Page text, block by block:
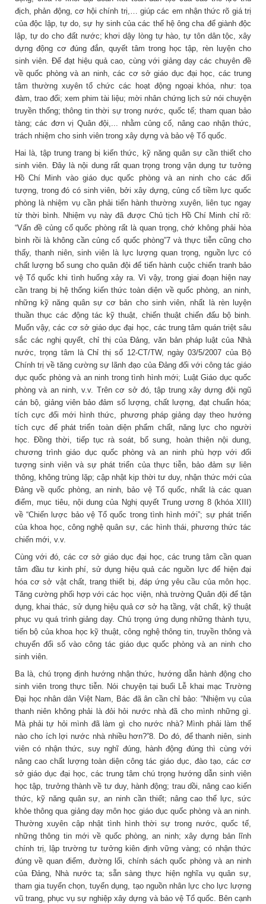
địch, phản động, cơ hội chính trị,… giúp các em nhận thức rõ giá trị
của độc lập, tự do, sự hy sinh của các thế hệ ông cha để giành độc
lập, tự do cho đất nước; khơi dậy lòng tự hào, tự tôn dân tộc, xây
dựng động cơ đúng đắn, quyết tâm trong học tập, rèn luyện cho
sinh viên. Để đạt hiệu quả cao, cùng với giảng dạy các chuyên đề
về quốc phòng và an ninh, các cơ sở giáo dục đại học, các trung
tâm thường xuyên tổ chức các hoạt động ngoại khóa, như: tọa
đàm, trao đổi; xem phim tài liệu; mời nhân chứng lịch sử nói chuyện
truyền thống; thông tin thời sự trong nước, quốc tế; tham quan bảo
tàng; các đơn vị Quân đội,... nhằm củng cố, nâng cao nhận thức,
trách nhiệm cho sinh viên trong xây dựng và bảo vệ Tổ quốc.
Hai là, tập trung trang bị kiến thức, kỹ năng quân sự cần thiết cho
sinh viên. Đây là nội dung rất quan trọng trong vận dụng tư tưởng
Hồ Chí Minh vào giáo dục quốc phòng và an ninh cho các đối
tượng, trong đó có sinh viên, bởi xây dựng, củng cố tiềm lực quốc
phòng là nhiệm vụ cần phải tiến hành thường xuyên, liên tục ngay
từ thời bình. Nhiệm vụ này đã được Chủ tịch Hồ Chí Minh chỉ rõ:
“Vấn đề củng cố quốc phòng rất là quan trọng, chớ không phải hòa
bình rồi là không cần củng cố quốc phòng”7 và thực tiễn cũng cho
thấy, thanh niên, sinh viên là lực lượng quan trọng, nguồn lực có
chất lượng bổ sung cho quân đội để tiến hành cuộc chiến tranh bảo
vệ Tổ quốc khi tình huống xảy ra. Vì vậy, trong giai đoạn hiện nay
cần trang bị hệ thống kiến thức toàn diện về quốc phòng, an ninh,
những kỹ năng quân sự cơ bản cho sinh viên, nhất là rèn luyện
thuần thục các động tác kỹ thuật, chiến thuật chiến đấu bộ binh.
Muốn vậy, các cơ sở giáo dục đại học, các trung tâm quán triệt sâu
sắc các nghị quyết, chỉ thị của Đảng, văn bản pháp luật của Nhà
nước, trọng tâm là Chỉ thị số 12-CT/TW, ngày 03/5/2007 của Bộ
Chính trị về tăng cường sự lãnh đạo của Đảng đối với công tác giáo
dục quốc phòng và an ninh trong tình hình mới; Luật Giáo dục quốc
phòng và an ninh, v.v. Trên cơ sở đó, tập trung xây dựng đội ngũ
cán bộ, giảng viên bảo đảm số lượng, chất lượng, đạt chuẩn hóa;
tích cực đổi mới hình thức, phương pháp giảng dạy theo hướng
tích cực để phát triển toàn diện phẩm chất, năng lực cho người
học. Đồng thời, tiếp tục rà soát, bổ sung, hoàn thiện nội dung,
chương trình giáo dục quốc phòng và an ninh phù hợp với đối
tượng sinh viên và sự phát triển của thực tiễn, bảo đảm sự liên
thông, không trùng lặp; cập nhật kịp thời tư duy, nhận thức mới của
Đảng về quốc phòng, an ninh, bảo vệ Tổ quốc, nhất là các quan
điểm, mục tiêu, nội dung của Nghị quyết Trung ương 8 (khóa XIII)
về “Chiến lược bảo vệ Tổ quốc trong tình hình mới”; sự phát triển
của khoa học, công nghệ quân sự, các hình thái, phương thức tác
chiến mới, v.v.
Cùng với đó, các cơ sở giáo dục đại học, các trung tâm cần quan
tâm đầu tư kinh phí, sử dụng hiệu quả các nguồn lực để hiện đại
hóa cơ sở vật chất, trang thiết bị, đáp ứng yêu cầu của môn học.
Tăng cường phối hợp với các học viện, nhà trường Quân đội để tận
dụng, khai thác, sử dụng hiệu quả cơ sở hạ tầng, vật chất, kỹ thuật
phục vụ quá trình giảng dạy. Chú trọng ứng dụng những thành tựu,
tiến bộ của khoa học kỹ thuật, công nghệ thông tin, truyền thông và
chuyển đổi số vào công tác giáo dục quốc phòng và an ninh cho
sinh viên.
Ba là, chú trọng định hướng nhận thức, hướng dẫn hành động cho
sinh viên trong thực tiễn. Nói chuyện tại buổi Lễ khai mạc Trường
Đại học nhân dân Việt Nam, Bác đã ân cần chỉ bảo: “Nhiệm vụ của
thanh niên không phải là đỏi hỏi nước nhà đã cho mình những gì.
Mà phải tự hỏi mình đã làm gì cho nước nhà? Mình phải làm thế
nào cho ích lợi nước nhà nhiều hơn?”8. Do đó, để thanh niên, sinh
viên có nhận thức, suy nghĩ đúng, hành động đúng thì cùng với
nâng cao chất lượng toàn diện công tác giáo dục, đào tạo, các cơ
sở giáo dục đại học, các trung tâm chú trọng hướng dẫn sinh viên
học tập, trưởng thành về tư duy, hành động; trau dồi, nâng cao kiến
thức, kỹ năng quân sự, an ninh cần thiết; nâng cao thể lực, sức
khỏe thông qua giảng dạy môn học giáo dục quốc phòng và an ninh.
Thường xuyên cập nhật tình hình thời sự trong nước, quốc tế,
những thông tin mới về quốc phòng, an ninh; xây dựng bản lĩnh
chính trị, lập trường tư tưởng kiên định vững vàng; có nhận thức
đúng về quan điểm, đường lối, chính sách quốc phòng và an ninh
của Đảng, Nhà nước ta; sẵn sàng thực hiện nghĩa vụ quân sự,
tham gia tuyển chọn, tuyển dụng, tạo nguồn nhân lực cho lực lượng
vũ trang, phục vụ sự nghiệp xây dựng và bảo vệ Tổ quốc. Bên cạnh